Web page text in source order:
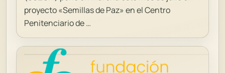
proyecto «Semillas de Paz» en el Centro
Penitenciario de …